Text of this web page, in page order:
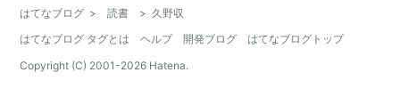
ふと、あれにはどう書いてあったろうか…
はてなブログ > 読書 > 久野収
はてなブログ タグとは
ヘルプ 開発ブログ
はてなブログトップ
Copyright (C) 2001-2026 Hatena.